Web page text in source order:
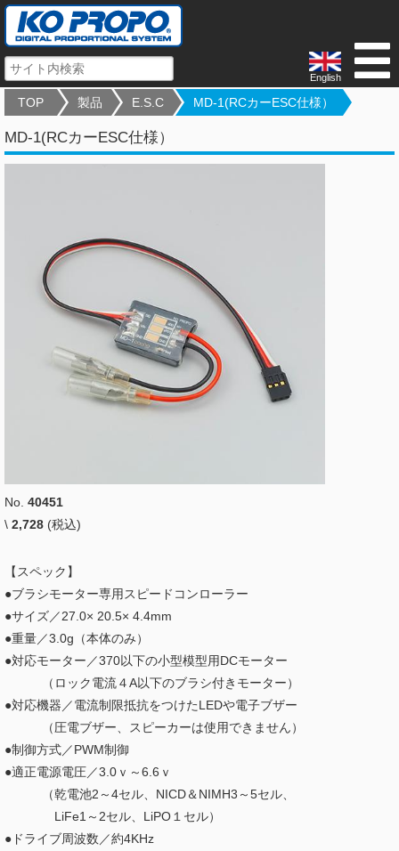
English
TOP 製品 E.S.C MD-1(RCカーESC仕様）
MD-1(RCカーESC仕様）
No. 40451
\ 2,728 (税込)
【スペック】
●ブラシモーター専用スピードコンローラー
●サイズ／27.0× 20.5× 4.4mm
●重量／3.0g（本体のみ）
●対応モーター／370以下の小型模型用DCモーター
（ロック電流４A以下のブラシ付きモーター）
●対応機器／電流制限抵抗をつけたLEDや電子ブザー
（圧電ブザー、スピーカーは使用できません）
●制御方式／PWM制御
●適正電源電圧／3.0ｖ～6.6ｖ
（乾電池2～4セル、NICD＆NIMH3～5セル、
LiFe1～2セル、LiPO１セル）
●ドライブ周波数／約4KHz